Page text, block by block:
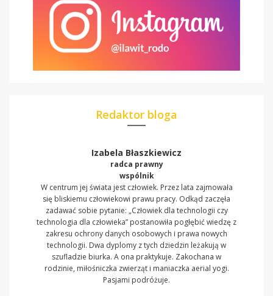
Redaktor bloga
Izabela Błaszkiewicz
radca prawny
wspólnik
W centrum jej świata jest człowiek. Przez lata zajmowała
się bliskiemu człowiekowi prawu pracy. Odkąd zaczęła
zadawać sobie pytanie: „Człowiek dla technologii czy
technologia dla człowieka” postanowiła pogłębić wiedzę z
zakresu ochrony danych osobowych i prawa nowych
technologii. Dwa dyplomy z tych dziedzin leżakują w
szufladzie biurka. A ona praktykuje. Zakochana w
rodzinie, miłośniczka zwierząt i maniaczka aerial yogi.
Pasjami podróżuje.